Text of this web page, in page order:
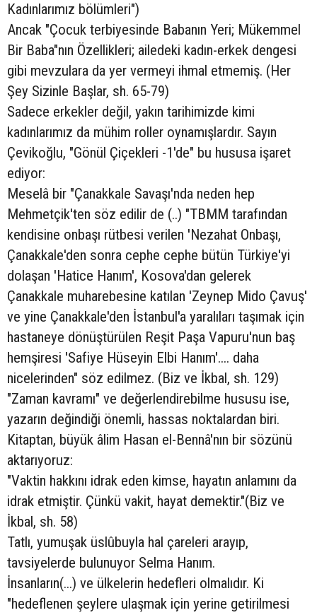
Kadınlarımız bölümleri")
Ancak "Çocuk terbiyesinde Babanın Yeri; Mükemmel
Bir Baba"nın Özellikleri; ailedeki kadın-erkek dengesi
gibi mevzulara da yer vermeyi ihmal etmemiş. (Her
Şey Sizinle Başlar, sh. 65-79)
Sadece erkekler değil, yakın tarihimizde kimi
kadınlarımız da mühim roller oynamışlardır. Sayın
Çevikoğlu, "Gönül Çiçekleri -1'de" bu hususa işaret
ediyor:
Meselâ bir "Çanakkale Savaşı'nda neden hep
Mehmetçik'ten söz edilir de (..) "TBMM tarafından
kendisine onbaşı rütbesi verilen 'Nezahat Onbaşı,
Çanakkale'den sonra cephe cephe bütün Türkiye'yi
dolaşan 'Hatice Hanım', Kosova'dan gelerek
Çanakkale muharebesine katılan 'Zeynep Mido Çavuş'
ve yine Çanakkale'den İstanbul'a yaralıları taşımak için
hastaneye dönüştürülen Reşit Paşa Vapuru'nun baş
hemşiresi 'Safiye Hüseyin Elbi Hanım'.... daha
nicelerinden" söz edilmez. (Biz ve İkbal, sh. 129)
"Zaman kavramı" ve değerlendirebilme hususu ise,
yazarın değindiği önemli, hassas noktalardan biri.
Kitaptan, büyük âlim Hasan el-Bennâ'nın bir sözünü
aktarıyoruz:
"Vaktin hakkını idrak eden kimse, hayatın anlamını da
idrak etmiştir. Çünkü vakit, hayat demektir."(Biz ve
İkbal, sh. 58)
Tatlı, yumuşak üslûbuyla hal çareleri arayıp,
tavsiyelerde bulunuyor Selma Hanım.
İnsanların(...) ve ülkelerin hedefleri olmalıdır. Ki
"hedeflenen şeylere ulaşmak için yerine getirilmesi